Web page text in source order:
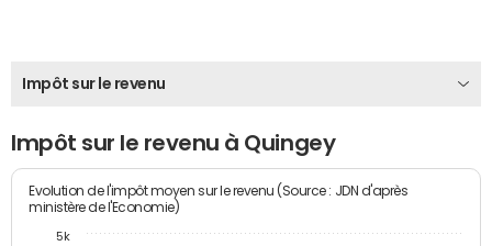
Impôt sur le revenu
Impôt sur le revenu à Quingey
Evolution de l'impôt moyen sur le revenu (Source : JDN d'après
ministère de l'Economie)
5k